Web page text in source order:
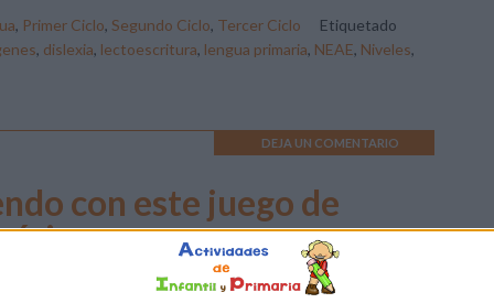
, Primer Ciclo, Segundo Ciclo, Tercer Ciclo
Etiquetado
, dislexia, lectoescritura, lengua primaria, NEAE, Niveles,
DEJA UN COMENTARIO
con este juego de
juegos matemáticos tienen múltiples beneficios. Primero,